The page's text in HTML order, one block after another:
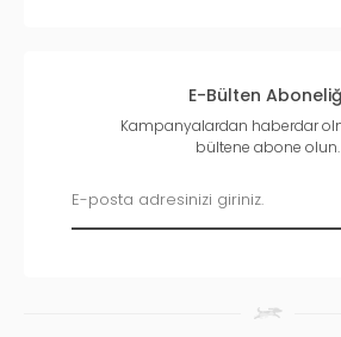
E-Bülten
Kampanyalardan haberdar
bültene abone olun.